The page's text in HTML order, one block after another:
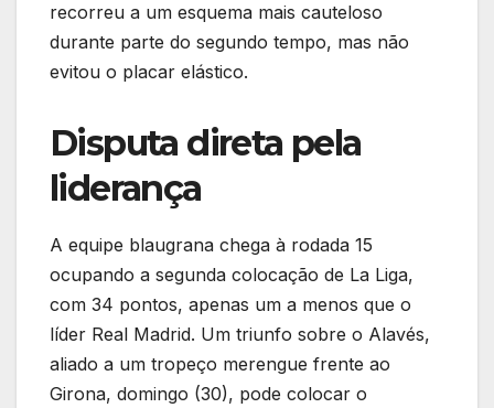
recorreu a um esquema mais cauteloso
durante parte do segundo tempo, mas não
evitou o placar elástico.
Disputa direta pela
liderança
A equipe blaugrana chega à rodada 15
ocupando a segunda colocação de La Liga,
com 34 pontos, apenas um a menos que o
líder Real Madrid. Um triunfo sobre o Alavés,
aliado a um tropeço merengue frente ao
Girona, domingo (30), pode colocar o